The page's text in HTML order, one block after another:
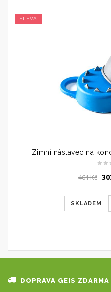
SLEVA
Zimní nástavec na
461Kč
SKLADEM
DOPRAVA GEIS